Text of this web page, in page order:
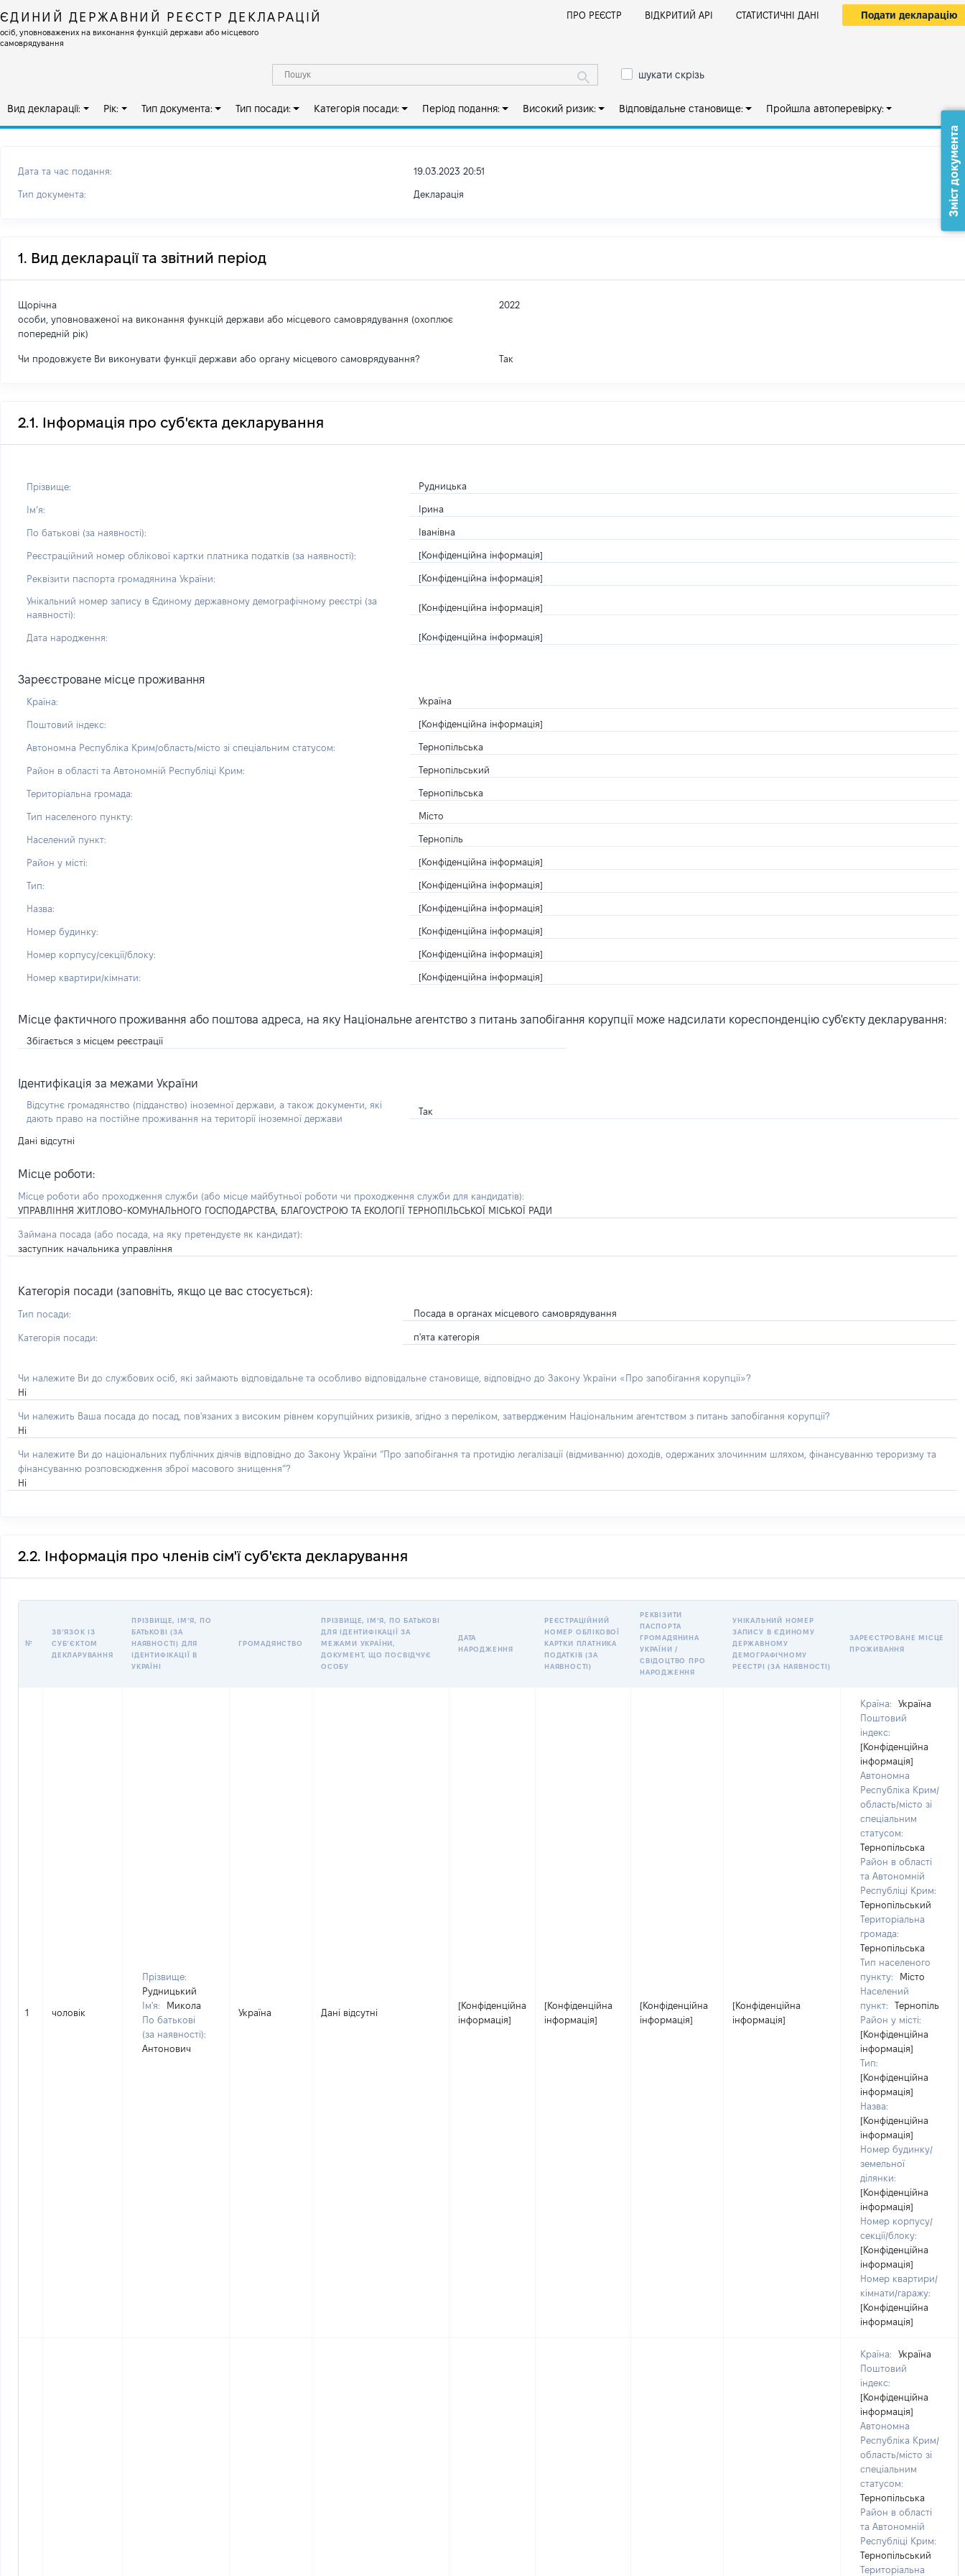
ЄДИНИЙ ДЕРЖАВНИЙ РЕЄСТР ДЕКЛАРАЦІЙ
осіб, уповноважених на виконання функцій держави або місцевого
самоврядування
ПРО РЕЄСТР ВІДКРИТИЙ АРІ СТАТИСТИЧНІ ДАНІ Подати декларацію
шукати скрізь
Вид декларації: Рік: Тип документа: Тип посади: Категорія посади: Період подання: Високий ризик: Відповідальне становище: Пройшла автоперевірку:
Дата та час подання: 19.03.2023 20:51
Тип документа: Декларація
1. Вид декларації та звітний період
Щорічна
особи, уповноваженої на виконання функцій держави або місцевого самоврядування (охоплює
попередній рік)
2022
Чи продовжуєте Ви виконувати функції держави або органу місцевого самоврядування? Так
2.1. Інформація про суб'єкта декларування
Прізвище: Рудницька
Імʼя: Ірина
По батькові (за наявності): Іванівна
Реєстраційний номер облікової картки платника податків (за наявності): [Конфіденційна інформація]
Реквізити паспорта громадянина України: [Конфіденційна інформація]
Унікальний номер запису в Єдиному державному демографічному реєстрі (за
наявності):
[Конфіденційна інформація]
Дата народження: [Конфіденційна інформація]
Зареєстроване місце проживання
Країна: Україна
Поштовий індекс: [Конфіденційна інформація]
Автономна Республіка Крим/область/місто зі спеціальним статусом: Тернопільська
Район в області та Автономній Республіці Крим: Тернопільський
Територіальна громада: Тернопільська
Тип населеного пункту: Місто
Населений пункт: Тернопіль
Район у місті: [Конфіденційна інформація]
Тип: [Конфіденційна інформація]
Назва: [Конфіденційна інформація]
Номер будинку: [Конфіденційна інформація]
Номер корпусу/секції/блоку: [Конфіденційна інформація]
Номер квартири/кімнати: [Конфіденційна інформація]
Місце фактичного проживання або поштова адреса, на яку Національне агентство з питань запобігання корупції може надсилати кореспонденцію суб'єкту декларування:
Збігається з місцем реєстрації
Ідентифікація за межами України
Відсутнє громадянство (підданство) іноземної держави, а також документи, які
дають право на постійне проживання на території іноземної держави
Так
Дані відсутні
Місце роботи:
Місце роботи або проходження служби (або місце майбутньої роботи чи проходження служби для кандидатів):
УПРАВЛІННЯ ЖИТЛОВО-КОМУНАЛЬНОГО ГОСПОДАРСТВА, БЛАГОУСТРОЮ ТА ЕКОЛОГІЇ ТЕРНОПІЛЬСЬКОЇ МІСЬКОЇ РАДИ
Займана посада (або посада, на яку претендуєте як кандидат):
заступник начальника управління
Категорія посади (заповніть, якщо це вас стосується):
Тип посади: Посада в органах місцевого самоврядування
Категорія посади: п'ята категорія
Чи належите Ви до службових осіб, які займають відповідальне та особливо відповідальне становище, відповідно до Закону України «Про запобігання корупції»?
Ні
Чи належить Ваша посада до посад, пов'язаних з високим рівнем корупційних ризиків, згідно з переліком, затвердженим Національним агентством з питань запобігання корупції?
Ні
Чи належите Ви до національних публічних діячів відповідно до Закону України “Про запобігання та протидію легалізації (відмиванню) доходів, одержаних злочинним шляхом, фінансуванню тероризму та
фінансуванню розповсюдження зброї масового знищення”?
Ні
2.2. Інформація про членів сім'ї суб'єкта декларування
№
ЗВʼЯЗОК ІЗ
СУБʼЄКТОМ
ДЕКЛАРУВАННЯ
ПРІЗВИЩЕ, ІМʼЯ, ПО
БАТЬКОВІ (ЗА
НАЯВНОСТІ) ДЛЯ
ІДЕНТИФІКАЦІЇ В
УКРАЇНІ
ГРОМАДЯНСТВО
ПРІЗВИЩЕ, ІМʼЯ, ПО БАТЬКОВІ
ДЛЯ ІДЕНТИФІКАЦІЇ ЗА
МЕЖАМИ УКРАЇНИ,
ДОКУМЕНТ, ЩО ПОСВІДЧУЄ
ОСОБУ
ДАТА
НАРОДЖЕННЯ
РЕЄСТРАЦІЙНИЙ
НОМЕР ОБЛІКОВОЇ
КАРТКИ ПЛАТНИКА
ПОДАТКІВ (ЗА
НАЯВНОСТІ)
РЕКВІЗИТИ
ПАСПОРТА
ГРОМАДЯНИНА
УКРАЇНИ /
СВІДОЦТВО ПРО
НАРОДЖЕННЯ
УНІКАЛЬНИЙ НОМЕР
ЗАПИСУ В ЄДИНОМУ
ДЕРЖАВНОМУ
ДЕМОГРАФІЧНОМУ
РЕЄСТРІ (ЗА НАЯВНОСТІ)
ЗАРЕЄСТРОВАНЕ МІСЦЕ
ПРОЖИВАННЯ
1 чоловік
Прізвище:
Рудницький
Ім'я:
Микола
По батькові
(за наявності):
Антонович
Україна Дані відсутні
[Конфіденційна
інформація]
[Конфіденційна
інформація]
[Конфіденційна
інформація]
[Конфіденційна
інформація]
Країна:
Україна
Поштовий
індекс:
[Конфіденційна
інформація]
Автономна
Республіка Крим/
область/місто зі
спеціальним
статусом:
Тернопільська
Район в області
та Автономній
Республіці Крим:
Тернопільський
Територіальна
громада:
Тернопільська
Тип населеного
пункту:
Місто
Населений
пункт:
Тернопіль
Район у місті:
[Конфіденційна
інформація]
Тип:
[Конфіденційна
інформація]
Назва:
[Конфіденційна
інформація]
Номер будинку/
земельної
ділянки:
[Конфіденційна
інформація]
Номер корпусу/
секції/блоку:
[Конфіденційна
інформація]
Номер квартири/
кімнати/гаражу:
[Конфіденційна
інформація]
Країна:
Україна
Поштовий
індекс:
[Конфіденційна
інформація]
Автономна
Республіка Крим/
область/місто зі
спеціальним
статусом:
Тернопільська
Район в області
та Автономній
Республіці Крим:
Тернопільський
Територіальна
Зміст документа